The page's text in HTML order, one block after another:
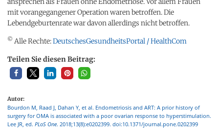
mit vorangegangener Operation waren betroffen. Die
Lebendgeburtenrate war davon allerdings nicht betroffen.
© Alle Rechte:DeutschesGesundheitsPortal / HealthCom
Teilen Sie diesen Beitrag:
Autor:
Bourdon M, Raad J, Dahan Y, et al. Endometriosis and ART: A prior history of
surgery for OMA is associated with a poor ovarian response to hyperstimulation.
Lee JR, ed. PLoS One. 2018;13(8):e0202399. doi:10.1371/journal.pone.0202399